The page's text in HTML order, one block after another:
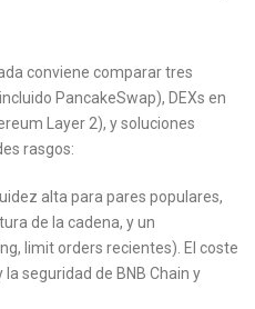
conviene comparar tres
PancakeSwap), DEXs en
Layer 2), y soluciones
rasgos:
alta para pares populares,
de la cadena, y un
limit orders recientes). El coste
seguridad de BNB Chain y